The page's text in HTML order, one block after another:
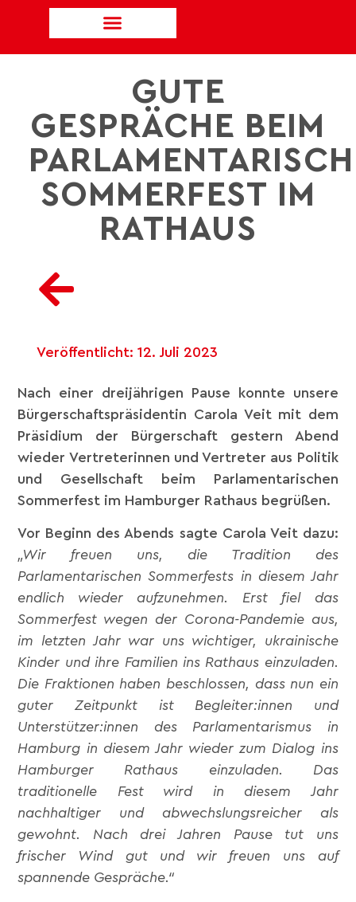
GUTE
GESPRÄCHE BEIM
SOMMERFEST IM
RATHAUS
Veröffentlicht: 12. Juli 2023
Nach einer dreijährigen Pause konnte unsere
Bürgerschaftspräsidentin Carola Veit mit dem
Präsidium der Bürgerschaft gestern Abend
wieder Vertreterinnen und Vertreter aus Politik
und Gesellschaft beim Parlamentarischen
Sommerfest im Hamburger Rathaus begrüßen.
Vor Beginn des Abends sagte Carola Veit dazu:
„Wir freuen uns, die Tradition des
Parlamentarischen Sommerfests in diesem Jahr
endlich wieder aufzunehmen. Erst fiel das
Sommerfest wegen der Corona-Pandemie aus,
im letzten Jahr war uns wichtiger, ukrainische
Kinder und ihre Familien ins Rathaus einzuladen.
Die Fraktionen haben beschlossen, dass nun ein
guter Zeitpunkt ist Begleiter:innen und
Unterstützer:innen des Parlamentarismus in
Hamburg in diesem Jahr wieder zum Dialog ins
Hamburger Rathaus einzuladen. Das
traditionelle Fest wird in diesem Jahr
nachhaltiger und abwechslungsreicher als
gewohnt. Nach drei Jahren Pause tut uns
frischer Wind gut und wir freuen uns auf
spannende Gespräche.“